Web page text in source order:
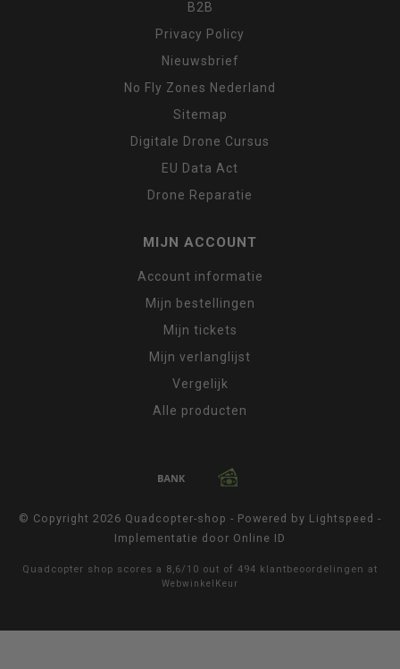
B2B
Privacy Policy
Nieuwsbrief
No Fly Zones Nederland
Sitemap
Digitale Drone Cursus
EU Data Act
Drone Reparatie
MIJN ACCOUNT
Account informatie
Mijn bestellingen
Mijn tickets
Mijn verlanglijst
Vergelijk
Alle producten
© Copyright 2026 Quadcopter-shop - Powered by Lightspeed -
Implementatie door Online ID
Quadcopter shop scores a 8,6/ 10 out of 494 klantbeoordelingen at
WebwinkelKeur